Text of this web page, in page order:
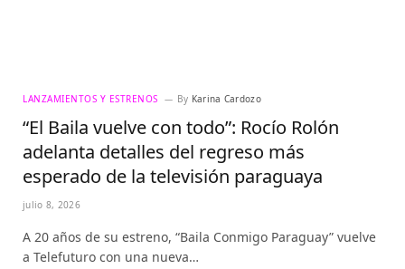
LANZAMIENTOS Y ESTRENOS By Karina Cardozo
“El Baila vuelve con todo”: Rocío Rolón
adelanta detalles del regreso más
esperado de la televisión paraguaya
julio 8, 2026
A 20 años de su estreno, “Baila Conmigo Paraguay” vuelve
a Telefuturo con una nueva…